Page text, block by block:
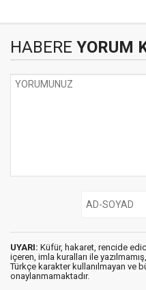
HABERE YORUM
UYARI: Küfür, hakaret, rencide
içeren, imla kuralları ile yazılmamış,
Türkçe karakter kullanılmayan ve
onaylanmamaktadır.